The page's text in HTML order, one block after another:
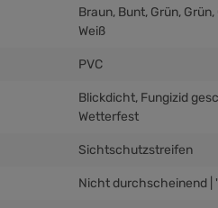
Braun, Bunt, Grün, Grün
Weiß
PVC
Blickdicht, Fungizid
Wetterfest
Sichtschutzstreifen
Nicht durchscheinend